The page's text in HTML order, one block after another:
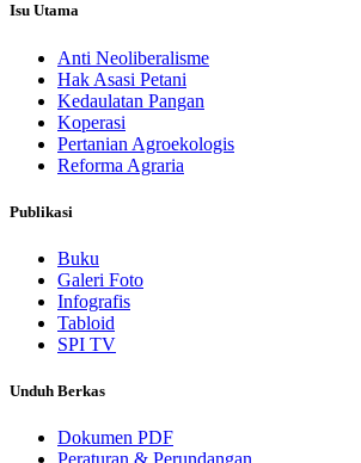
Isu Utama
Anti Neoliberalisme
Hak Asasi Petani
Kedaulatan Pangan
Koperasi
Pertanian Agroekologis
Reforma Agraria
Publikasi
Buku
Galeri Foto
Infografis
Tabloid
SPI TV
Unduh Berkas
Dokumen PDF